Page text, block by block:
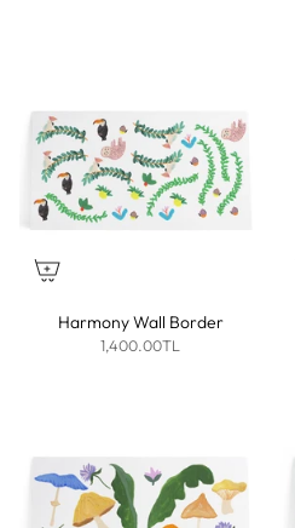
Harmony Wall Border
1,400.00TL